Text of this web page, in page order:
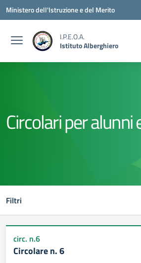
Vai ai contenuti
Vai al menu di navigazione
Vai al footer
Ministero dell'Istruzione e del Merito
I.P.E.O.A.
Istituto Alberghiero
Circolari per
Filtri
circ. n.6
Circolare n. 6